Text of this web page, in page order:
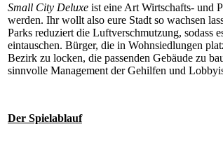
Small City Deluxe ist eine Art Wirtschafts- und
werden. Ihr wollt also eure Stadt so wachsen
Parks reduziert die Luftverschmutzung, sodass
eintauschen. Bürger, die in Wohnsiedlungen
Bezirk zu locken, die passenden Gebäude zu
sinnvolle Management der Gehilfen und
Der Spielablauf